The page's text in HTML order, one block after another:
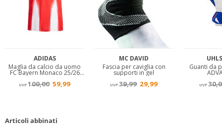
Articoli abbinati